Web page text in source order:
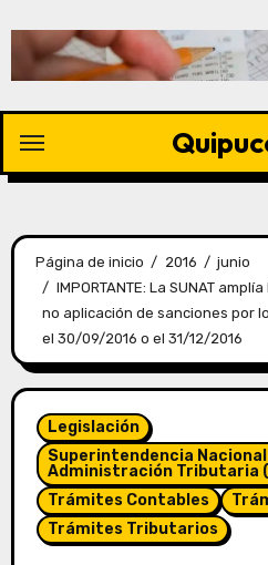
Página de inicio 2016
junio
IMPORTANTE: La SUNAT
no aplicación de sanciones por
el 30/09/2016 o el 31/12/2016
Legislación
Superintendencia Nacional
Administración Tributaria
Trámites Contables
Trámites Tributarios